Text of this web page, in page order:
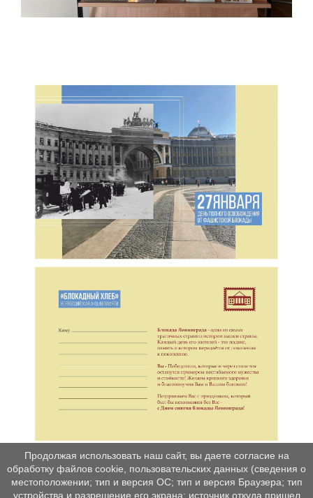
Продолжая использовать наш сайт, вы даете согласие на
обработку файлов cookie, пользовательских данных (сведения о
местоположении; тип и версия ОС; тип и версия Браузера; тип
устройства и разрешение его экрана; источник откуда пришел